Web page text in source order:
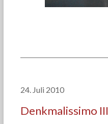
24. Juli 2010
Denkmalissimo III